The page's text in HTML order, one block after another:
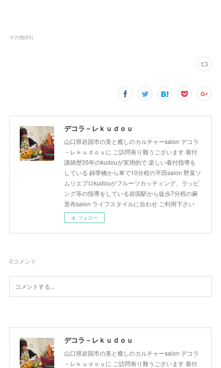
その他(55)
デコラ－レｋｕｄｏｕ
山口県岩国市の美と癒しのカルチャーsalon デコラ
－レｋｕｄｏｕに ご訪問有り難うございます 着付
講師歴35年のkudouが実用的で 楽しい着付指導を
している 錦帯橋から車で10分程の平田salon 野菜ソ
ムリエプロkudouがフルーツカッティング、ラッピ
ング等の指導をしている岩国駅から徒歩7分程の麻
里布salon ライフスタイルに合わせ ご利用下さい
フォロー
0コメント
デコラ－レｋｕｄｏｕ
山口県岩国市の美と癒しのカルチャーsalon デコラ
－レｋｕｄｏｕに ご訪問有り難うございます 着付